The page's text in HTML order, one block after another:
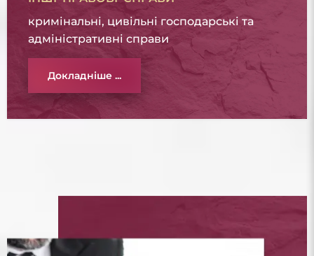
кримінальні, цивільні господарські та
адміністративні справи
Докладніше ...